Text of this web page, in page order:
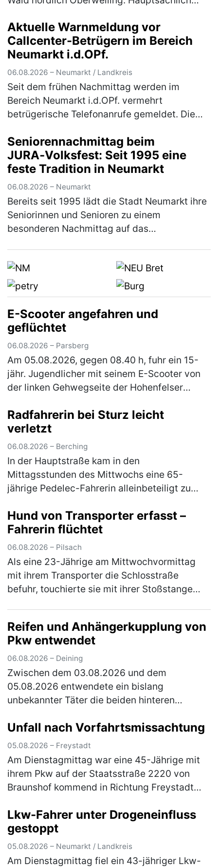
Kinderwägen und ausgeschlac…(mehr)
Aktuelle Warnmeldung vor
Callcenter-Betrügern im Bereich
Neumarkt i.d.OPf.
06.08.2026 – Neumarkt / Landkreis
Seit dem frühen Nachmittag werden im
Bereich Neumarkt i.d.OPf. vermehrt
betrügerische Telefonanrufe gemeldet. Die
verschiedenen Maschen der Betrüger! Im
Bereich Neum…(mehr)
Seniorennachmittag beim
JURA‑Volksfest: Seit 1995 eine
feste Tradition in Neumarkt
06.08.2026 – Neumarkt
Bereits seit 1995 lädt die Stadt Neumarkt ihre
Seniorinnen und Senioren zu einem
besonderen Nachmittag auf das
Er…(mehr)
E-Scooter angefahren und
geflüchtet
06.08.2026 – Parsberg
Am 05.08.2026, gegen 08.40 h, fuhr ein 15-
jähr. Jugendlicher mit seinem E-Scooter von
der linken Gehwegseite der Hohenfelser
Straße ein. Hier fuhr er auf …(mehr)
Radfahrerin bei Sturz leicht
verletzt
06.08.2026 – Berching
In der Hauptstraße kam in den
Mittagsstunden des Mittwochs eine 65-
jährige Pedelec-Fahrerin alleinbeteiligt zu
und musste mit dem Rettungswagen ins
Klinikum… (mehr)
Hund von Transporter erfasst –
Fahrerin flüchtet
06.08.2026 – Pilsach
Als eine 23-Jährige am Mittwochvormittag
mit ihrem Transporter die Schlosstraße
befuhr, touchierte sie mit ihrer Stoßstange
Reifen und Anhängerkupplung von
Pkw entwendet
06.08.2026 – Deining
Zwischen dem 03.08.2026 und dem
05.08.2026 entwendete ein bislang
unbekannter Täter die beiden hinteren
samt E-Satz von einem Citroen, der auf einem
Parkplatz n…(mehr)
Unfall nach Vorfahrtsmissachtung
05.08.2026 – Freystadt
Am Dienstagmittag war eine 45-Jährige mit
ihrem Pkw auf der Staatsstraße 2220 von
Braunshof kommend in Richtung Freystadt
Staatsstraße 2238 die Vorfahrt eine…(mehr)
Lkw-Fahrer unter Drogeneinfluss
gestoppt
05.08.2026 – Neumarkt / Landkreis
Am Dienstagmittag fiel ein 43-jähriger Lkw-